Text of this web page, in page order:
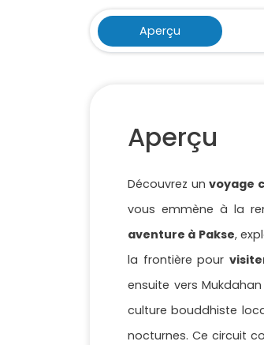
Aperçu
Aperçu
Découvrez unvoyage
vous emmène à la
aventure à Pakse,
la frontière pour
ensuite vers
culture bouddhiste
nocturnes. Ce circuit